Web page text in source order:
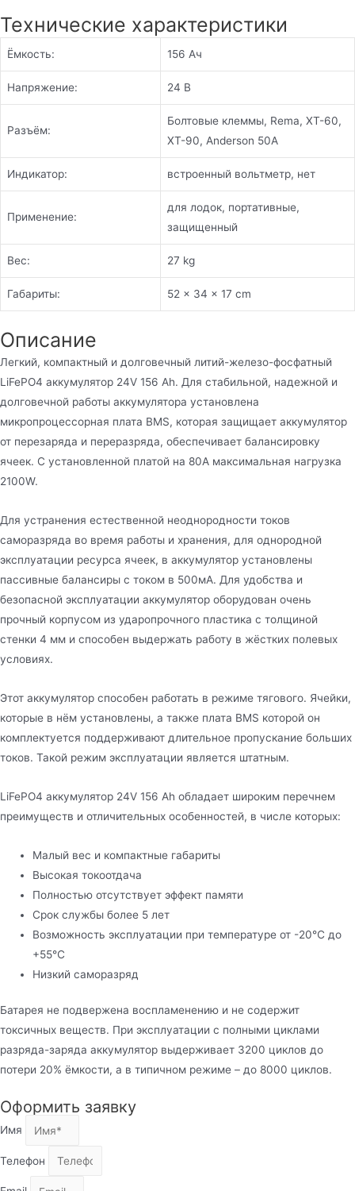
Технические характеристики
Ёмкость: 156 Ач
Напряжение: 24 В
Разъём:
Болтовые клеммы, Rema, XT-60,
XT-90, Anderson 50A
Индикатор: встроенный вольтметр, нет
Применение:
для лодок, портативные,
защищенный
Вес: 27 kg
Габариты: 52 × 34 × 17 cm
Описание
Легкий, компактный и долговечный литий-железо-фосфатный
LiFePO4 аккумулятор 24V 156 Ah. Для стабильной, надежной и
долговечной работы аккумулятора установлена
микропроцессорная плата BMS, которая защищает аккумулятор
от перезаряда и переразряда, обеспечивает балансировку
ячеек. С установленной платой на 80A максимальная нагрузка
2100W.
Для устранения естественной неоднородности токов
саморазряда во время работы и хранения, для однородной
эксплуатации ресурса ячеек, в аккумулятор установлены
пассивные балансиры с током в 500мА. Для удобства и
безопасной эксплуатации аккумулятор оборудован очень
прочный корпусом из ударопрочного пластика с толщиной
стенки 4 мм и способен выдержать работу в жёстких полевых
условиях.
Этот аккумулятор способен работать в режиме тягового. Ячейки,
которые в нём установлены, а также плата BMS которой он
комплектуется поддерживают длительное пропускание больших
токов. Такой режим эксплуатации является штатным.
LiFePO4 аккумулятор 24V 156 Ah обладает широким перечнем
преимуществ и отличительных особенностей, в числе которых:
Малый вес и компактные габариты
Высокая токоотдача
Полностью отсутствует эффект памяти
Срок службы более 5 лет
Возможность эксплуатации при температуре от -20℃ до
+55℃
Низкий саморазряд
Батарея не подвержена воспламенению и не содержит
токсичных веществ. При эксплуатации с полными циклами
разряда-заряда аккумулятор выдерживает 3200 циклов до
потери 20% ёмкости, а в типичном режиме – до 8000 циклов.
Оформить заявку
Имя
Телефон